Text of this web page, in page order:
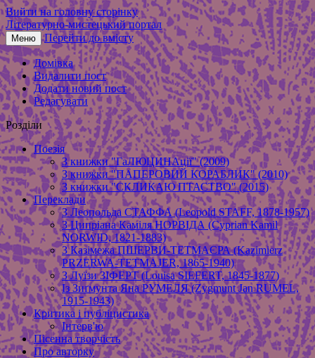
Вийти на головну сторінку
Літературно-мистецький портал
Меню Перейти до вмісту
Домівка
Видалити пост
Додати новий пост
Редагувати
Розділи
Поезія
З книжки "ГаЛЮЦИНАції" (2009)
З книжки "ПАПЕРОВИЙ КОРАБЛИК" (2010)
З книжки "СКЛИКАЮ ПТАСТВО" (2015)
Переклади
З Леопольда СТАФФА (Leopold STAFF, 1878-1957)
З Ципріана Каміля НОРВІДА (Cyprian Kamil
NORWID, 1821-1883)
З Казімежа ПШЕРВИ-ТЕТМАЄРА (Kazimierz
PRZERWA-TETMAJER, 1865-1940)
З Луїзи ЗІФЕРТ (Louisa SIEFERT, 1845-1877)
Із Зиґмунта Яна РУМЕЛЯ (Zygmunt Jan RUMEL,
1915-1943)
Критика і публіцистика
Інтерв'ю
Пісенна творчість
Про авторку